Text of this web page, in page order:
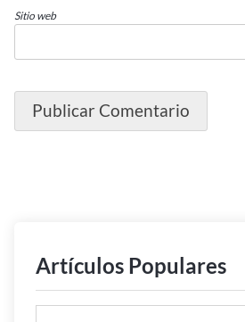
Sitio web
Artículos Populares